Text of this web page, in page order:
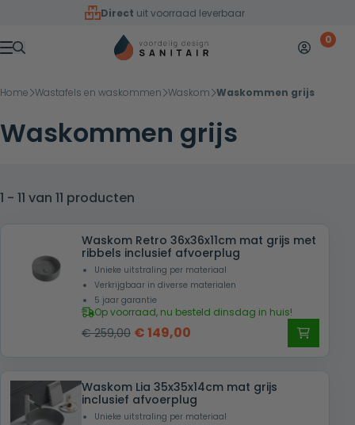
Overslaan naar inhoud
Direct uit voorraad leverbaar
Menu
Mijn 0
Home Wastafels en waskommen Waskom Waskommen grijs
Waskommen grijs
1 - 11 van 11 producten
Waskom Retro 36x36x11cm mat grijs met
ribbels inclusief afvoerplug
Unieke uitstraling per materiaal
Verkrijgbaar in diverse materialen
5 jaar garantie
Op voorraad, nu besteld dinsdag in huis!
€259,00 Oorspronkelijke
was:
€ 259,00.
€149,00
is:
€ 149,00.
Waskom Lia 35x35x14cm mat grijs
inclusief afvoerplug
Unieke uitstraling per materiaal